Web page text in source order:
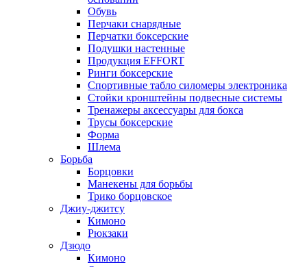
Обувь
Перчаки снарядные
Перчатки боксерские
Подушки настенные
Продукция EFFORT
Ринги боксерские
Спортивные табло силомеры электроника
Стойки кронштейны подвесные системы
Тренажеры аксессуары для бокса
Трусы боксерские
Форма
Шлема
Борьба
Борцовки
Манекены для борьбы
Трико борцовское
Джиу-джитсу
Кимоно
Рюкзаки
Дзюдо
Кимоно